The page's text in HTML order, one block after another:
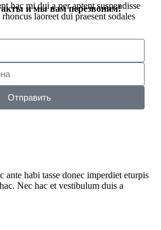
и мы вам перезвоним!
Отправить
hac mi dui a per aptent suspendisse
laoreet dui praesent sodales
and exterior
ante habi tasse donec imperdiet eturpis
Nec hac et vestibulum duis a